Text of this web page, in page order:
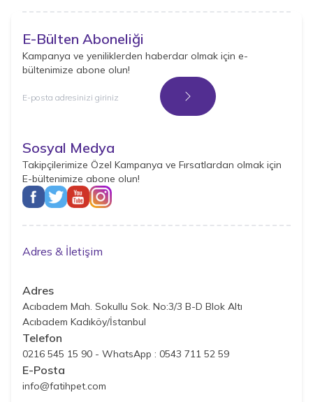
E-Bülten Aboneliği
Kampanya ve yeniliklerden haberdar olmak için e-
bültenimize abone olun!
Kayıt Ol
Sosyal Medya
Takipçilerimize Özel Kampanya ve Fırsatlardan olmak için
E-bültenimize abone olun!
Adres & İletişim
Adres
Acıbadem Mah. Sokullu Sok. No:3/3 B-D Blok Altı
Acıbadem Kadıköy/İstanbul
Telefon
0216 545 15 90 - WhatsApp : 0543 711 52 59
E-Posta
info@fatihpet.com